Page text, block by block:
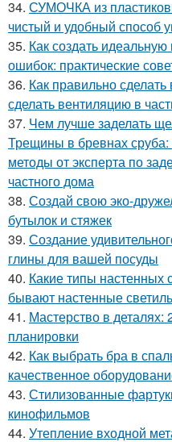
34. СУМОЧКА из
чистый и удобный способ
35. Как создать
ошибок: практические
36. Как правильно
сделать вентиляцию в
37. Чем лучше заделать
Трещины в бревнах
методы от эксперта по
частного дома
38. Создай свою эко-
бутылок и стяжек
39. Создание
глины для вашей посуды
40. Какие типы настенных
бывают настенные
41. Мастерство в деталях:
планировки
42. Как выбрать бра в
качественное
43. Стилизованные
кинофильмов
44. Утепление входной